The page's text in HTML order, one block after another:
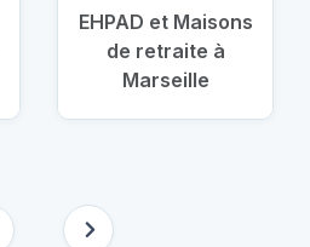
EHPAD et Maisons
de retraite à
Marseille